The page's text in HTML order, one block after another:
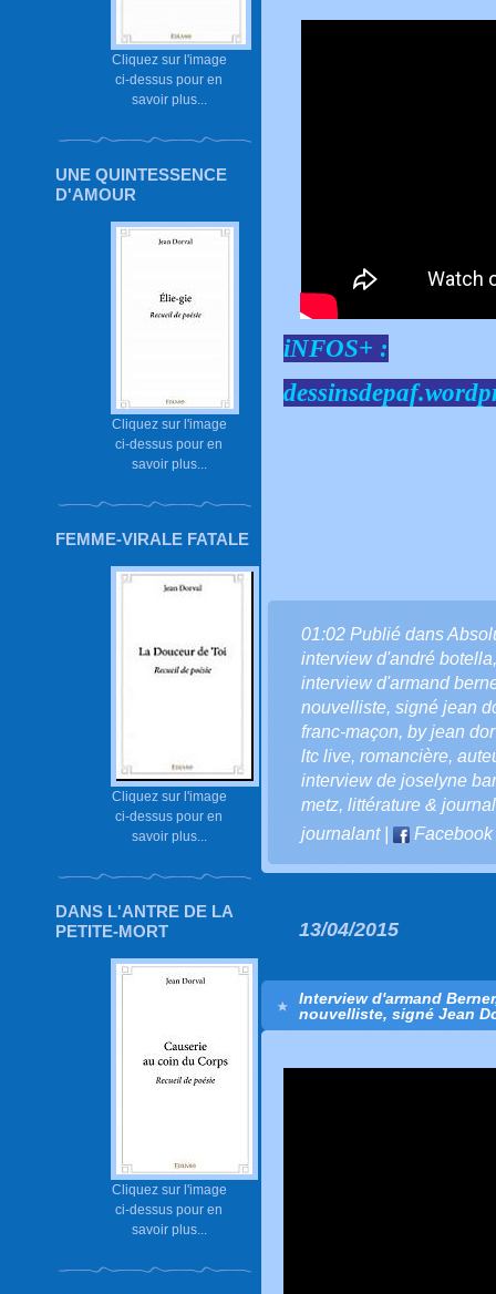
Cliquez sur l'image
ci-dessus pour en
savoir plus...
UNE QUINTESSENCE
D'AMOUR
Cliquez sur l'image
ci-dessus pour en
savoir plus...
FEMME-VIRALE FATALE
Cliquez sur l'image
ci-dessus pour en
savoir plus...
DANS L'ANTRE DE LA
PETITE-MORT
Cliquez sur l'image
ci-dessus pour en
savoir plus...
iNFOS+ :
01:02 Publié dans
interview d'andré botella
interview d'armand
nouvelliste, signé jean
franc-maçon, by jean
ltc live, romancière,
interview de joselyne
metz, littérature &
journalant| Facebook
13/04/2015
Interview d'armand
nouvelliste, signé Jean